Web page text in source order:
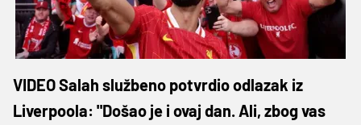
VIDEO Salah službeno potvrdio odlazak iz
Liverpoola: "Došao je i ovaj dan. Ali, zbog vas